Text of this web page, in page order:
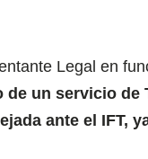
Legal en
de un servicio de
ante el IFT,